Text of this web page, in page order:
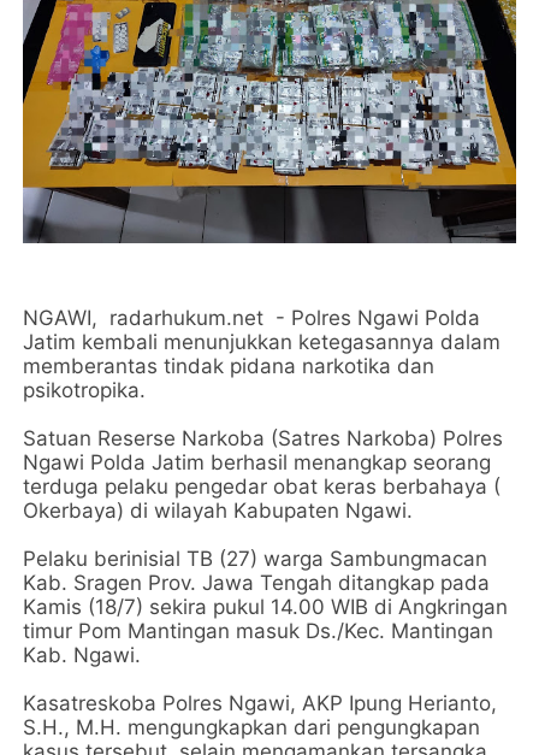
NGAWI, radarhukum.net - Polres Ngawi Polda
Jatim kembali menunjukkan ketegasannya dalam
memberantas tindak pidana narkotika dan
psikotropika.
Satuan Reserse Narkoba (Satres Narkoba) Polres
Ngawi Polda Jatim berhasil menangkap seorang
terduga pelaku pengedar obat keras berbahaya (
Okerbaya) di wilayah Kabupaten Ngawi.
Pelaku berinisial TB (27) warga Sambungmacan
Kab. Sragen Prov. Jawa Tengah ditangkap pada
Kamis (18/7) sekira pukul 14.00 WIB di Angkringan
timur Pom Mantingan masuk Ds./Kec. Mantingan
Kab. Ngawi.
Kasatreskoba Polres Ngawi, AKP Ipung Herianto,
S.H., M.H. mengungkapkan dari pengungkapan